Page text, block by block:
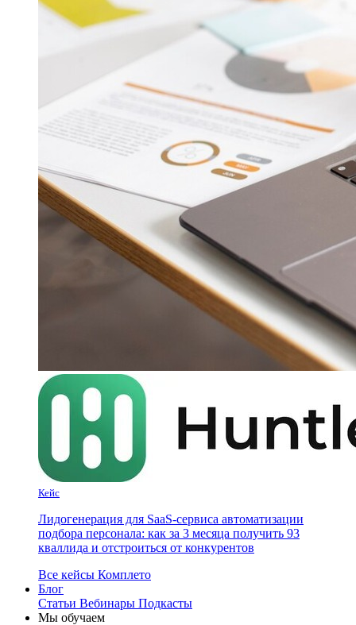
Кейс
Лидогенерация для SaaS-сервиса автоматизации
подбора персонала: как за 3 месяца получить 93
кваллида и отстроиться от конкурентов
Все кейсы Комплето
Блог
Статьи Вебинары Подкасты
Мы обучаем